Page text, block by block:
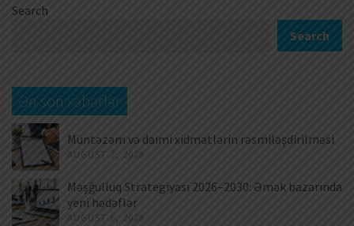
Search
Search
Ən son xəbərlər
Müntəzəm və daimi xidmətlərin rəsmiləşdirilməsi
AUGUST 7, 2026
Məşğulluq Strategiyası 2026–2030: Əmək bazarında
yeni hədəflər
AUGUST 6, 2026